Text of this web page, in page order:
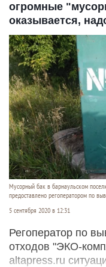
огромные
оказывается,
Мусорный бак в барнаульском
предоставлено регоператором по
5 сентября 2020 в 12:31
Регоператор по
отходов "ЭКО-
altapress.ru